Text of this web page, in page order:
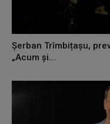
Șerban Trîmbițașu,
„Acum și...